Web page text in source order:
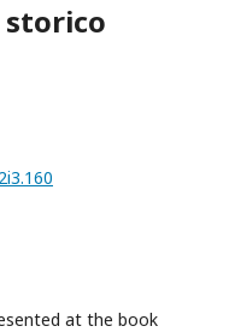
storico
at the book